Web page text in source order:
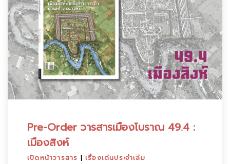
Pre-Order วารสารเมืองโบราณ 49.4 :
เมืองสิงห์
เปิดหน้าวารสาร |เรื่องเด่นประจำเล่ม